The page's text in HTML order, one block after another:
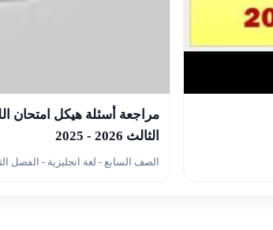
▶
مراجعة أسئلة هيكل امتحان
الثالث 2026 - 2025
الصف السابع - لغة انجليزية - الفصل